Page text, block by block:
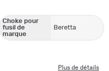
Choke pour
fusil de
marque
Beretta
Plus de détails